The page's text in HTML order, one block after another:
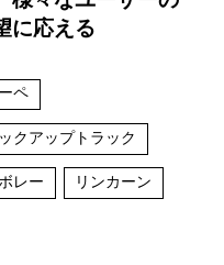
に応える
ペ
クアップトラック
レー リンカーン